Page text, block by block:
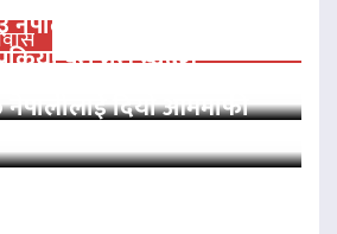
नेपाली कैदीलाई आममाफी,
पूरा गरी स्वदेश…
दियो आममाफी